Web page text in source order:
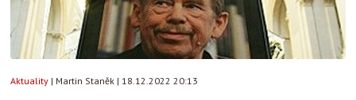
Aktuality | Martin Staněk | 18.12.2022 20:13